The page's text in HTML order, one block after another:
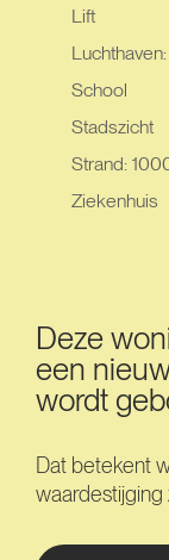
Lift
School
Stadszicht
Strand:
Ziekenhuis
Deze
een
wordt
Dat betekent
waardestijging